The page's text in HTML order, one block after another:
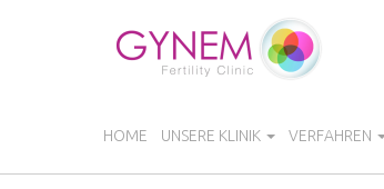
HOME UNSERE KLINIK VERFAHREN